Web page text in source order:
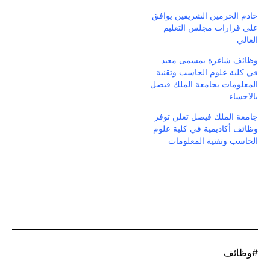
خادم الحرمين الشريفين يوافق
على قرارات مجلس التعليم
العالي
وظائف شاغرة بمسمى معيد
في كلية علوم الحاسب وتقنية
المعلومات بجامعة الملك فيصل
بالاحساء
جامعة الملك فيصل تعلن توفر
وظائف أكاديمية في كلية علوم
الحاسب وتقنية المعلومات
موسوم
وظائف